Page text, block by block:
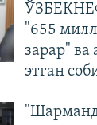
"655
зарар" ва
этган